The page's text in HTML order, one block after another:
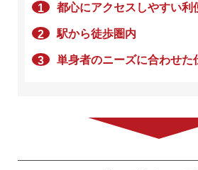
1 都心にアクセスしやすい利
2 駅から徒歩圏内
3 単身者のニーズに合わせた